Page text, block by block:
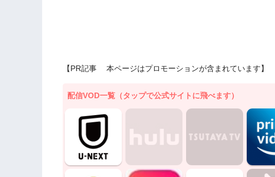
【PR記事 本ページはプロモーションが含まれています】
配信VOD一覧（タップで公式サイトに飛べます）